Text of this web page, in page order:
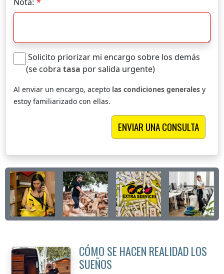
Solicito priorizar mi encargo sobre los demás
(se cobra tasa por salida urgente)
Al enviar un encargo, acepto las condiciones generales y
estoy familiarizado con ellas.
CÓMO SE HACEN REALIDAD LOS
SUEÑOS